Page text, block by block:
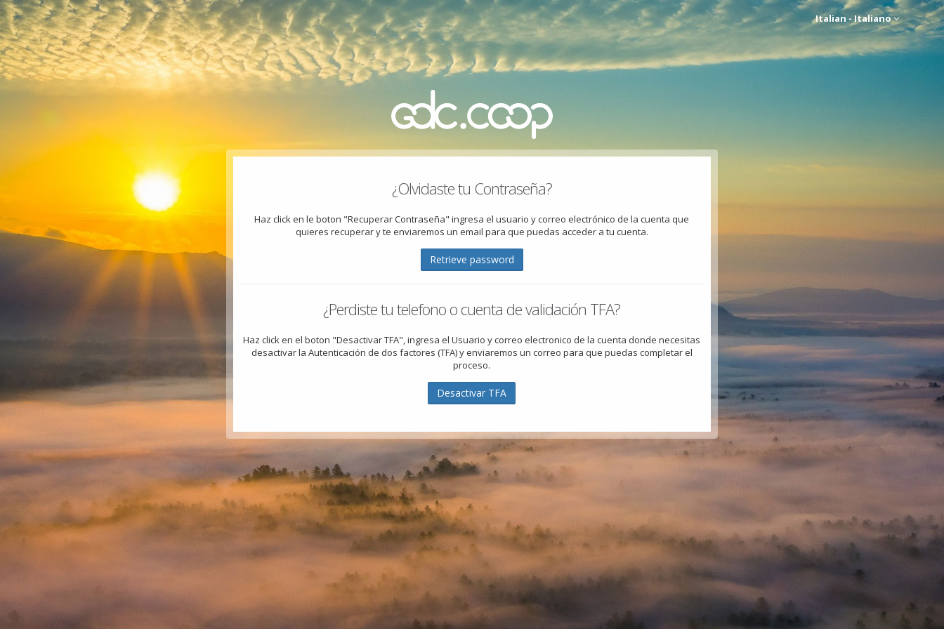
Italian - Italiano
¿Olvidaste tu Contraseña?
Haz click en le boton "Recuperar Contraseña" ingresa el usuario y correo electrónico de la cuenta que
quieres recuperar y te enviaremos un email para que puedas acceder a tu cuenta.
Retrieve password
¿Perdiste tu telefono o cuenta de validación TFA?
Haz click en el boton "Desactivar TFA", ingresa el Usuario y correo electronico de la cuenta donde necesitas
desactivar la Autenticación de dos factores (TFA) y enviaremos un correo para que puedas completar el
proceso.
Desactivar TFA